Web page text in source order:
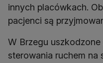
innych placówkach.
pacjenci są
W Brzegu uszkodzone
sterowania ruchem na